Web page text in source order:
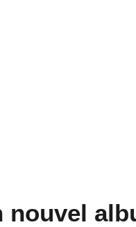
nouvel